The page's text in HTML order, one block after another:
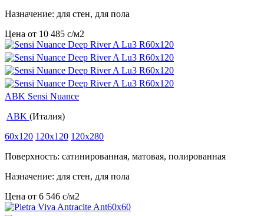
Назначение: для стен, для пола
Цена от 10 485 c/м2
ABK Sensi Nuance
ABK (Италия)
60x120 120x120 120x280
Поверхность: сатинированная, матовая, полированная
Назначение: для стен, для пола
Цена от 6 546 c/м2